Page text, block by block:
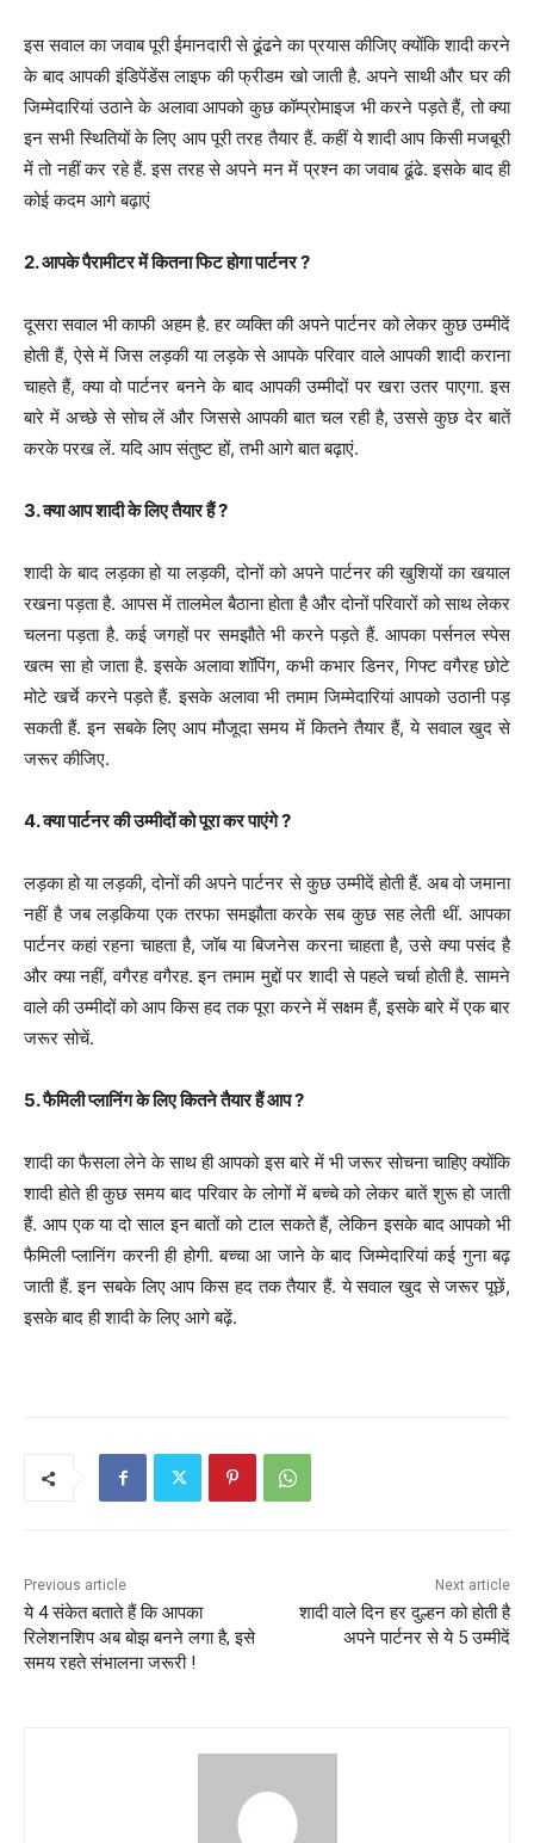
इस सवाल का जवाब पूरी ईमानदारी से ढूंढने का प्रयास कीजिए क्योंकि शादी करने
के बाद आपकी इंडिपेंडेंस लाइफ की फ्रीडम खो जाती है. अपने साथी और घर की
जिम्मेदारियां उठाने के अलावा आपको कुछ कॉम्प्रोमाइज भी करने पड़ते हैं, तो क्या
इन सभी स्थितियों के लिए आप पूरी तरह तैयार हैं. कहीं ये शादी आप किसी मजबूरी
में तो नहीं कर रहे हैं. इस तरह से अपने मन में प्रश्न का जवाब ढूंढे. इसके बाद ही
कोई कदम आगे बढ़ाएं
2. आपके पैरामीटर में कितना फिट होगा पार्टनर ?
दूसरा सवाल भी काफी अहम है. हर व्यक्ति की अपने पार्टनर को लेकर कुछ उम्मीदें
होती हैं, ऐसे में जिस लड़की या लड़के से आपके परिवार वाले आपकी शादी कराना
चाहते हैं, क्या वो पार्टनर बनने के बाद आपकी उम्मीदों पर खरा उतर पाएगा. इस
बारे में अच्छे से सोच लें और जिससे आपकी बात चल रही है, उससे कुछ देर बातें
करके परख लें. यदि आप संतुष्ट हों, तभी आगे बात बढ़ाएं.
3. क्या आप शादी के लिए तैयार हैं ?
शादी के बाद लड़का हो या लड़की, दोनों को अपने पार्टनर की खुशियों का खयाल
रखना पड़ता है. आपस में तालमेल बैठाना होता है और दोनों परिवारों को साथ लेकर
चलना पड़ता है. कई जगहों पर समझौते भी करने पड़ते हैं. आपका पर्सनल स्पेस
खत्म सा हो जाता है. इसके अलावा शॉपिंग, कभी कभार डिनर, गिफ्ट वगैरह छोटे
मोटे खर्चे करने पड़ते हैं. इसके अलावा भी तमाम जिम्मेदारियां आपको उठानी पड़
सकती हैं. इन सबके लिए आप मौजूदा समय में कितने तैयार हैं, ये सवाल खुद से
जरूर कीजिए.
4. क्या पार्टनर की उम्मीदों को पूरा कर पाएंगे ?
लड़का हो या लड़की, दोनों की अपने पार्टनर से कुछ उम्मीदें होती हैं. अब वो जमाना
नहीं है जब लड़किया एक तरफा समझौता करके सब कुछ सह लेती थीं. आपका
पार्टनर कहां रहना चाहता है, जॉब या बिजनेस करना चाहता है, उसे क्या पसंद है
और क्या नहीं, वगैरह वगैरह. इन तमाम मुद्दों पर शादी से पहले चर्चा होती है. सामने
वाले की उम्मीदों को आप किस हद तक पूरा करने में सक्षम हैं, इसके बारे में एक बार
जरूर सोचें.
5. फैमिली प्लानिंग के लिए कितने तैयार हैं आप ?
शादी का फैसला लेने के साथ ही आपको इस बारे में भी जरूर सोचना चाहिए क्योंकि
शादी होते ही कुछ समय बाद परिवार के लोगों में बच्चे को लेकर बातें शुरू हो जाती
हैं. आप एक या दो साल इन बातों को टाल सकते हैं, लेकिन इसके बाद आपको भी
फैमिली प्लानिंग करनी ही होगी. बच्चा आ जाने के बाद जिम्मेदारियां कई गुना बढ़
जाती हैं. इन सबके लिए ​आप किस हद तक तैयार हैं. ये सवाल खुद से जरूर पूछें,
इसके बाद ही शादी के लिए आगे बढ़ें.
Previous article
ये 4 संकेत बताते हैं कि आपका
रिलेशनशिप अब बोझ बनने लगा है, इसे
समय रहते संभालना जरूरी !
Next article
शादी वाले दिन हर दुल्हन को होती है
अपने पार्टनर से ये 5 उम्मीदें